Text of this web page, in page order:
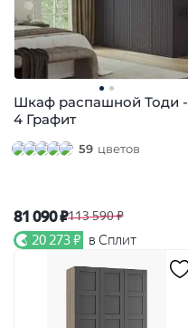
Шкаф распашной Тоди -
4 Графит
59 цветов
81 090 ₽113 590 ₽
20 273 ₽ в Сплит